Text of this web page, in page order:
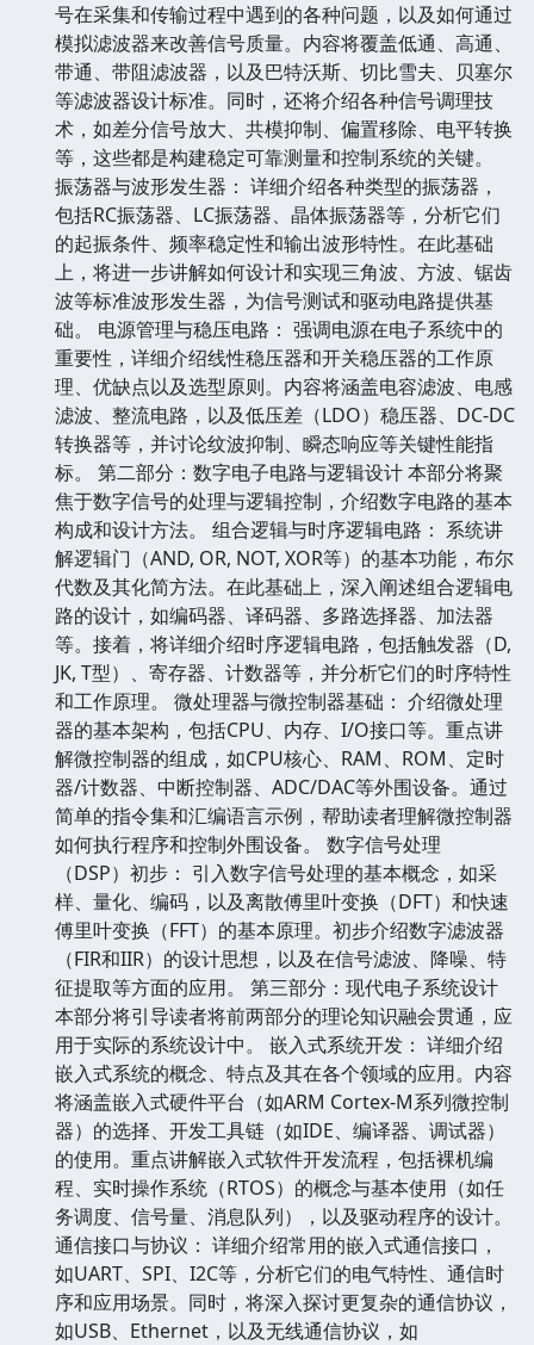
号在采集和传输过程中遇到的各种问题，以及如何通过
模拟滤波器来改善信号质量。内容将覆盖低通、高通、
带通、带阻滤波器，以及巴特沃斯、切比雪夫、贝塞尔
等滤波器设计标准。同时，还将介绍各种信号调理技
术，如差分信号放大、共模抑制、偏置移除、电平转换
等，这些都是构建稳定可靠测量和控制系统的关键。
振荡器与波形发生器： 详细介绍各种类型的振荡器，
包括RC振荡器、LC振荡器、晶体振荡器等，分析它们
的起振条件、频率稳定性和输出波形特性。在此基础
上，将进一步讲解如何设计和实现三角波、方波、锯齿
波等标准波形发生器，为信号测试和驱动电路提供基
础。 电源管理与稳压电路： 强调电源在电子系统中的
重要性，详细介绍线性稳压器和开关稳压器的工作原
理、优缺点以及选型原则。内容将涵盖电容滤波、电感
滤波、整流电路，以及低压差（LDO）稳压器、DC-DC
转换器等，并讨论纹波抑制、瞬态响应等关键性能指
标。 第二部分：数字电子电路与逻辑设计 本部分将聚
焦于数字信号的处理与逻辑控制，介绍数字电路的基本
构成和设计方法。 组合逻辑与时序逻辑电路： 系统讲
解逻辑门（AND, OR, NOT, XOR等）的基本功能，布尔
代数及其化简方法。在此基础上，深入阐述组合逻辑电
路的设计，如编码器、译码器、多路选择器、加法器
等。接着，将详细介绍时序逻辑电路，包括触发器（D,
JK, T型）、寄存器、计数器等，并分析它们的时序特性
和工作原理。 微处理器与微控制器基础： 介绍微处理
器的基本架构，包括CPU、内存、I/O接口等。重点讲
解微控制器的组成，如CPU核心、RAM、ROM、定时
器/计数器、中断控制器、ADC/DAC等外围设备。通过
简单的指令集和汇编语言示例，帮助读者理解微控制器
如何执行程序和控制外围设备。 数字信号处理
（DSP）初步： 引入数字信号处理的基本概念，如采
样、量化、编码，以及离散傅里叶变换（DFT）和快速
傅里叶变换（FFT）的基本原理。初步介绍数字滤波器
（FIR和IIR）的设计思想，以及在信号滤波、降噪、特
征提取等方面的应用。 第三部分：现代电子系统设计
本部分将引导读者将前两部分的理论知识融会贯通，应
用于实际的系统设计中。 嵌入式系统开发： 详细介绍
嵌入式系统的概念、特点及其在各个领域的应用。内容
将涵盖嵌入式硬件平台（如ARM Cortex-M系列微控制
器）的选择、开发工具链（如IDE、编译器、调试器）
的使用。重点讲解嵌入式软件开发流程，包括裸机编
程、实时操作系统（RTOS）的概念与基本使用（如任
务调度、信号量、消息队列），以及驱动程序的设计。
通信接口与协议： 详细介绍常用的嵌入式通信接口，
如UART、SPI、I2C等，分析它们的电气特性、通信时
序和应用场景。同时，将深入探讨更复杂的通信协议，
如USB、Ethernet，以及无线通信协议，如